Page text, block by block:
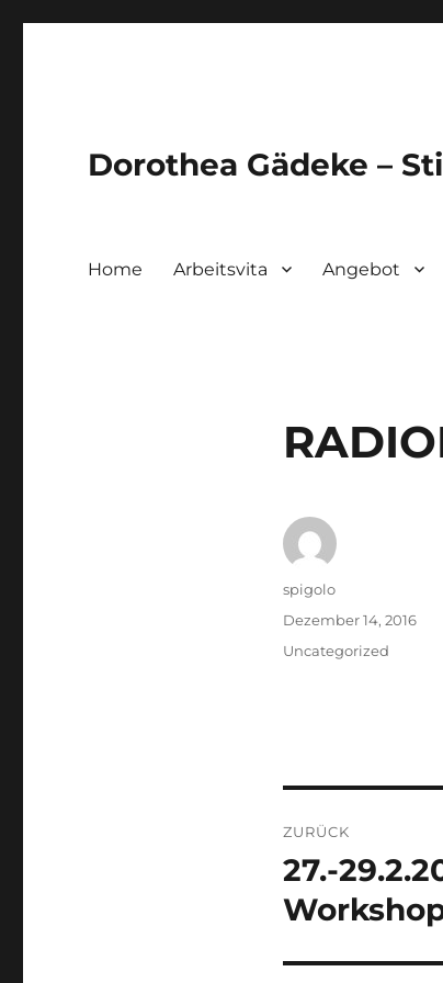
Dorothea Gädeke –
Home Arbeitsvita Angebot
Autor
spigolo
Veröffentlicht
Dezember 14, 2016
Kategorien
Uncategorized
ZURÜCK
Vorheriger
Beitrag:
27.-